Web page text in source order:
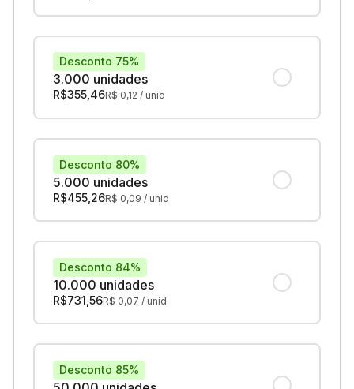
3.000 unidades
Desconto 75%
R$355,46R$ 0,12 / unid
5.000 unidades
Desconto 80%
R$455,26R$ 0,09 / unid
10.000 unidades
Desconto 84%
R$731,56R$ 0,07 / unid
Desconto 85%